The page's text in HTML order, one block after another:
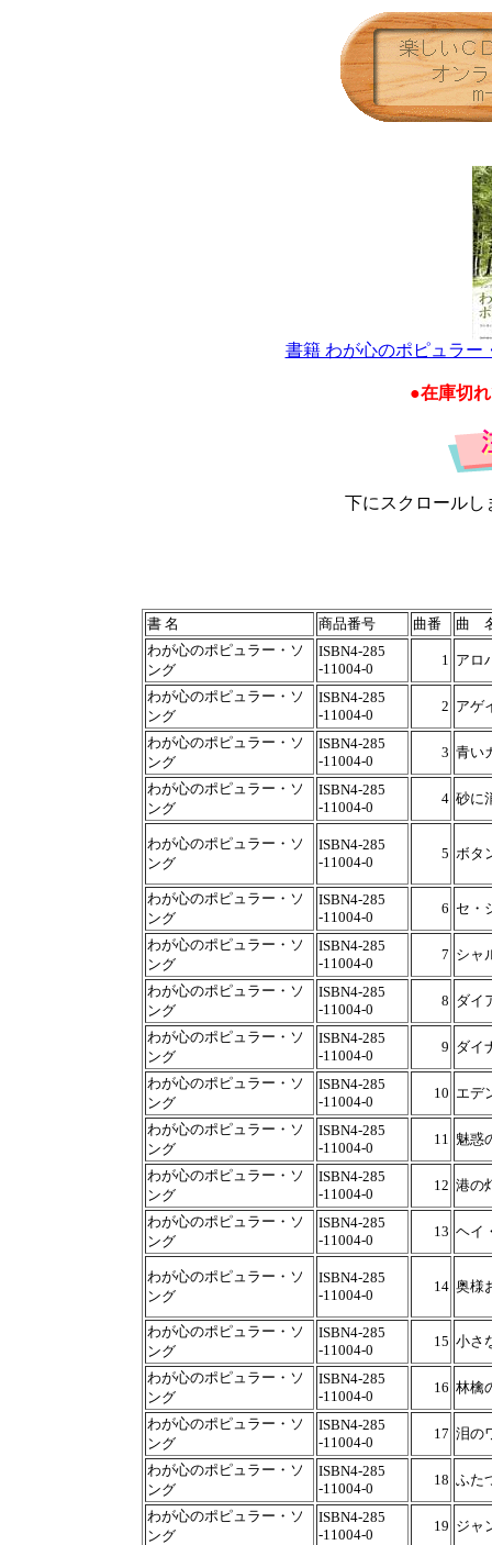
書籍 わが心のポピュラ
●在庫切
下にスクロールし
書 名 商品番号 曲番
曲
わが心のポピュラー・ソ
ング
ISBN4-285
-11004-0
1 アロ
わが心のポピュラー・ソ
ング
ISBN4-285
-11004-0
2 アゲ
わが心のポピュラー・ソ
ング
ISBN4-285
-11004-0
3 青い
わが心のポピュラー・ソ
ング
ISBN4-285
-11004-0
4 砂に
わが心のポピュラー・ソ
ング
ISBN4-285
-11004-0
5 ボタ
わが心のポピュラー・ソ
ング
ISBN4-285
-11004-0
6 セ・
わが心のポピュラー・ソ
ング
ISBN4-285
-11004-0
7 シャ
わが心のポピュラー・ソ
ング
ISBN4-285
-11004-0
8 ダイ
わが心のポピュラー・ソ
ング
ISBN4-285
-11004-0
9 ダイ
わが心のポピュラー・ソ
ング
ISBN4-285
-11004-0
10 エデ
わが心のポピュラー・ソ
ング
ISBN4-285
-11004-0
11 魅惑
わが心のポピュラー・ソ
ング
ISBN4-285
-11004-0
12 港の
わが心のポピュラー・ソ
ング
ISBN4-285
-11004-0
13 ヘイ
わが心のポピュラー・ソ
ング
ISBN4-285
-11004-0
14 奥様
わが心のポピュラー・ソ
ング
ISBN4-285
-11004-0
15 小さ
わが心のポピュラー・ソ
ング
ISBN4-285
-11004-0
16 林檎
わが心のポピュラー・ソ
ング
ISBN4-285
-11004-0
17 泪の
わが心のポピュラー・ソ
ング
ISBN4-285
-11004-0
18 ふた
わが心のポピュラー・ソ
ング
ISBN4-285
-11004-0
19 ジャ